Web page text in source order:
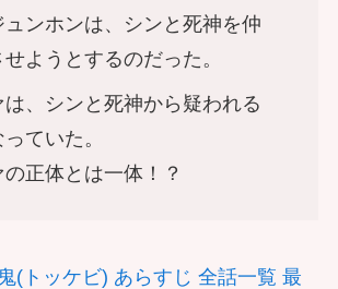
ンホンは、シンと死神を仲
ようとするのだった。
は、シンと死神から疑われる
ていた。
の正体とは一体！？
(トッケビ) あらすじ 全話一覧 最